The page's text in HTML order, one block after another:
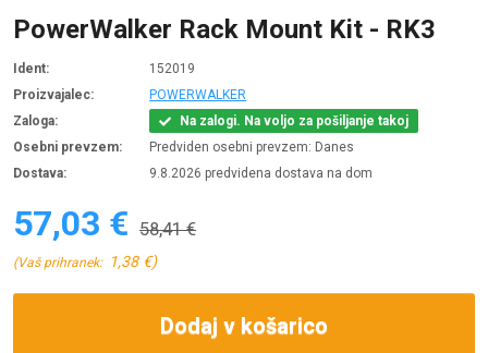
PowerWalker Rack Mount Kit - RK3
Ident:
152019
Proizvajalec:
POWERWALKER
Zaloga:
Na zalogi. Na voljo za pošiljanje takoj
Osebni prevzem:
Predviden osebni prevzem: Danes
Dostava:
9.8.2026 predvidena dostava na dom
57,03 € 58,41 €
(Vaš prihranek: 1,38 €)
Dodaj v košarico